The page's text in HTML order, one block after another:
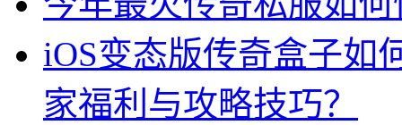
iOS变态版传奇盒子如
家福利与攻略技巧？